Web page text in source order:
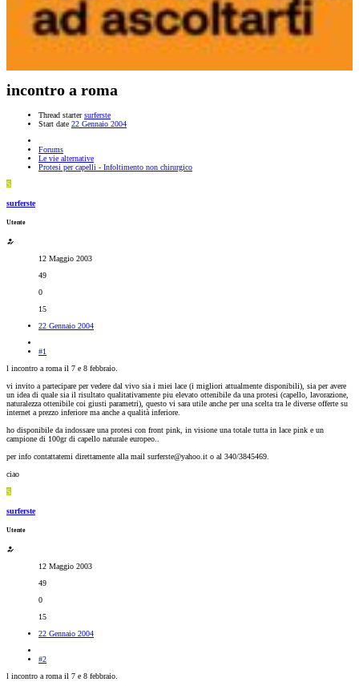
incontro a roma
Thread starter surferste
Start date 22 Gennaio 2004
Forums
Le vie alternative
Protesi per capelli - Infoltimento non chirurgico
S
surferste
Utente
12 Maggio 2003
49
0
15
22 Gennaio 2004
#1
l incontro a roma il 7 e 8 febbraio.
vi invito a partecipare per vedere dal vivo sia i miei lace (i migliori attualmente disponibili), sia per avere
un idea di quale sia il risultato qualitativamente piu elevato ottenibile da una protesi (capello, lavorazione,
naturalezza ottenibile coi giusti parametri), questo vi sara utile anche per una scelta tra le diverse offerte su
internet a prezzo inferiore ma anche a qualità inferiore.
ho disponibile da indossare una protesi con front pink, in visione una totale tutta in lace pink e un
campione di 100gr di capello naturale europeo..
per info contattatemi direttamente alla mail surferste@yahoo.it o al 340/3845469.
ciao
S
surferste
Utente
12 Maggio 2003
49
0
15
22 Gennaio 2004
#2
l incontro a roma il 7 e 8 febbraio.